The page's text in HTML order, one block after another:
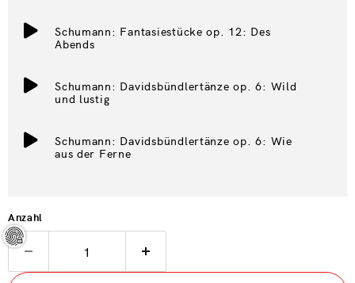
Schumann: Fantasiestücke op. 12: Des
Abends
Schumann: Davidsbündlertänze op. 6: Wild
und lustig
Schumann: Davidsbündlertänze op. 6: Wie
aus der Ferne
Anzahl